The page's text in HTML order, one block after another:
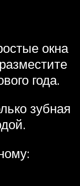
окна
года.
зубная